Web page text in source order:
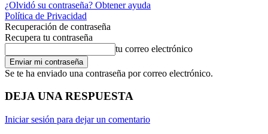
¿Olvidó su contraseña? Obtener ayuda
Política de Privacidad
Recuperación de contraseña
Recupera tu contraseña
tu correo electrónico
Se te ha enviado una contraseña por correo electrónico.
DEJA UNA RESPUESTA
Iniciar sesión para dejar un comentario